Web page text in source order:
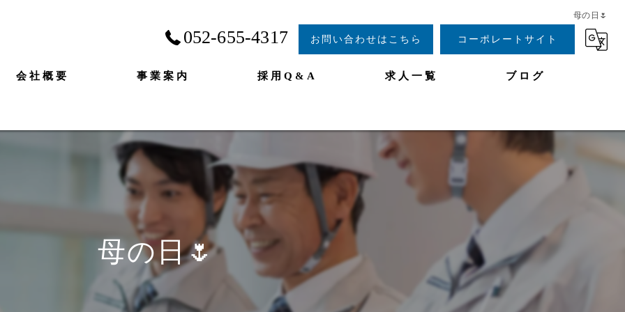
母の日🌷
052-655-4317 お問い合わせはこちら コーポレートサイト
会社概要 事業案内 採用Q&A 求人一覧 ブログ
母の日🌷